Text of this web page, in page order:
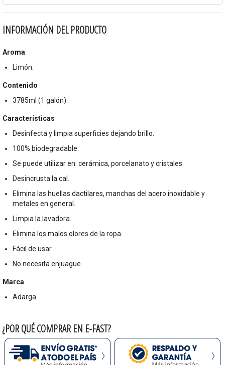
INFORMACIÓN DEL PRODUCTO
Aroma
Limón.
Contenido
3785ml (1 galón).
Características
Desinfecta y limpia superficies dejando brillo.
100% biodegradable.
Se puede utilizar en: cerámica, porcelanato y cristales.
Desincrusta la cal.
Elimina las huellas dactilares, manchas del acero inoxidable y
metales en general.
Limpia la lavadora.
Elimina los malos olores de la ropa.
Fácil de usar.
No necesita enjuague.
Marca
Adarga.
¿POR QUÉ COMPRAR EN E-FAST?